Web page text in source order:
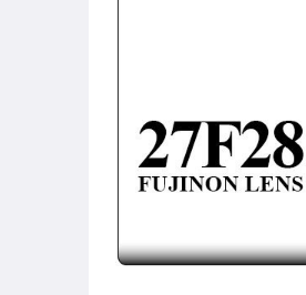
數位相機-Nikon
數位相機-Olympus
數位相機-Hasselblad